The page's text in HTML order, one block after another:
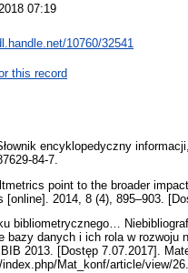
07:19
10760/32541
this record
encyklopedyczny
84-7.
point to the broader
[online]. 2014, 8 (4), 895–903.
bibliometrycznego…
bazy danych i ich rola w
2013. [Dostęp 7.07.2017].
index.php/Mat_konf/article/view/